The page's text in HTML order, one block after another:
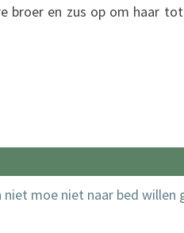
broer en zus op om haar tot